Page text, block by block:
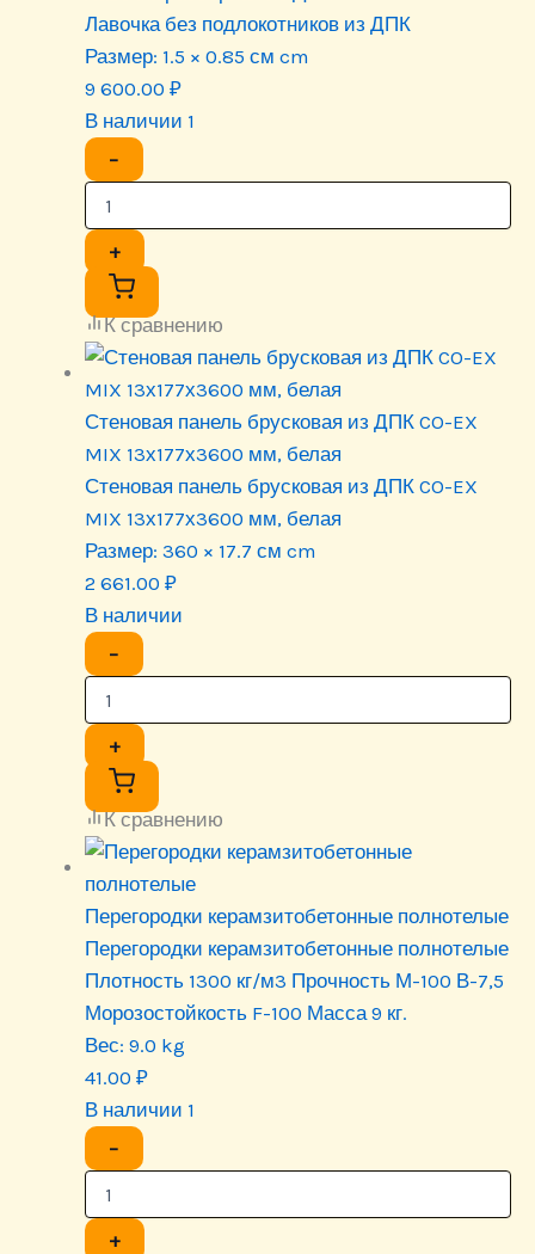
Лавочка без подлокотников из ДПК
Размер: 1.5 × 0.85 см cm
9 600.00 ₽
В наличии 1
−
+
К сравнению
Стеновая панель брусковая из ДПК CO-EX
MIX 13х177х3600 мм, белая
Стеновая панель брусковая из ДПК CO-EX
MIX 13х177х3600 мм, белая
Размер: 360 × 17.7 см cm
2 661.00 ₽
В наличии
−
+
К сравнению
Перегородки керамзитобетонные полнотелые
Перегородки керамзитобетонные полнотелые
Плотность 1300 кг/м3 Прочность М-100 В-7,5
Морозостойкость F-100 Масса 9 кг.
Вес: 9.0 kg
41.00 ₽
В наличии 1
−
+